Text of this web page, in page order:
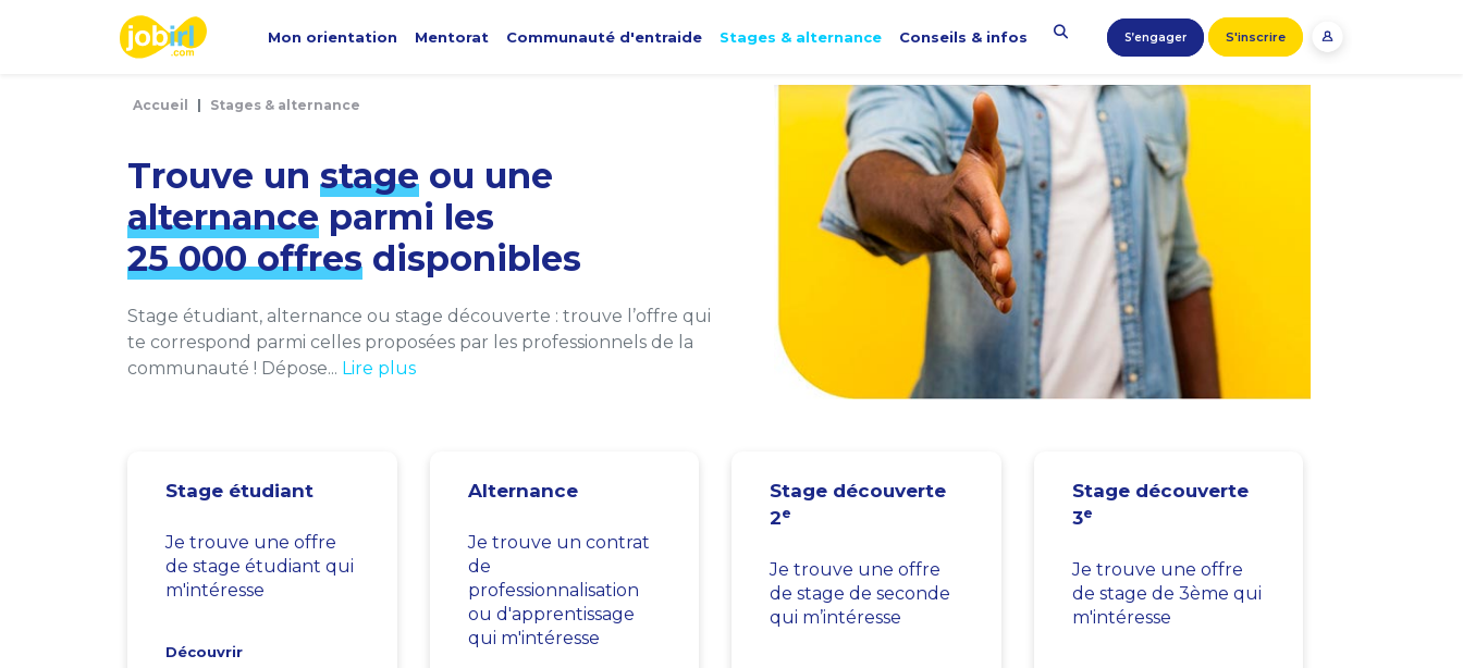
Mon orientation Mentorat Communauté d'entraide Stages & alternance Conseils & infos S’engager S'inscrire
Accueil Stages & alternance
Trouve un stage ou une
alternance parmi les
25 000 offres disponibles
Stage étudiant, alternance ou stage découverte : trouve l’offre qui
te correspond parmi celles proposées par les professionnels de la
communauté ! Dépose... Lire plus
Stage étudiant
Je trouve une offre
de stage étudiant qui
m'intéresse
Découvrir
Alternance
Je trouve un contrat
de
professionnalisation
ou d'apprentissage
qui m'intéresse
Stage découverte
2e
Je trouve une offre
de stage de seconde
qui m’intéresse
Stage découverte
3e
Je trouve une offre
de stage de 3ème qui
m'intéresse
Panneau de gestion des cookies